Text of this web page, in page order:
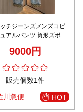
チジーンズメンズコピ
アルパンツ 筒形ズボン
9000円
販売個数1件
川急便 HOT